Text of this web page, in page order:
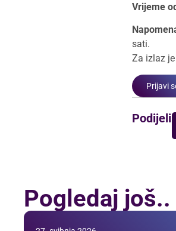
Vrijeme
sati.
Za izlaz
Prijavi
Podijeli:
Pogledaj još..